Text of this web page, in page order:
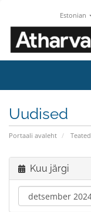
Estonian
Uudised
Portaali avaleht Teated
Kuu järgi